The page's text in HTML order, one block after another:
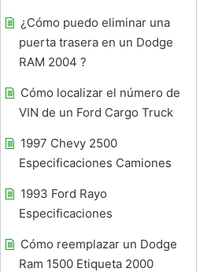
¿Cómo puedo eliminar una
puerta trasera en un Dodge
RAM 2004 ?
Cómo localizar el número de
VIN de un Ford Cargo Truck
1997 Chevy 2500
Especificaciones Camiones
1993 Ford Rayo
Especificaciones
Cómo reemplazar un Dodge
Ram 1500 Etiqueta 2000